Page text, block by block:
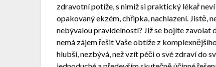
zdravotní potíže, s nimiž si praktický lékař
opakovaný ekzém, chřipka, nachlazení. Jistě,
nebývalou pravidelností? Již se bojíte zavolat
nemá zájem řešit Vaše obtíže z
hlubší, nezbývá, než vzít péči o své zdraví do